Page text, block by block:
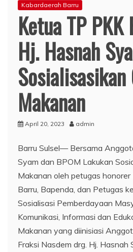
Kabardaerah Barru
Ketua TP
Hj. Hasnah
Makanan
April 20, 2023 admin
Barru Sulsel— Bersama
Syam dan BPOM Lakukan
Makanan oleh petugas
Barru, Bapenda, dan Petugas
Sosialisasi Pemberdayaan
Komunikasi, Informasi dan
Makanan yang diinisiasi
Fraksi Nasdem drg. Hj. Hasnah